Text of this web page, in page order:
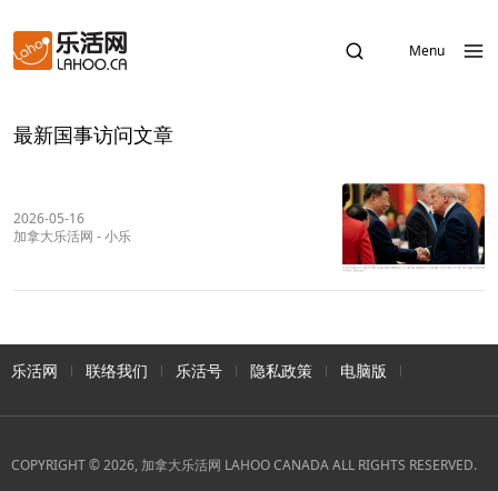
Menu
最新国事访问文章
2026-05-16
加拿大乐活网 -小乐
乐活网 联络我们 乐活号 隐私政策 电脑版
COPYRIGHT © 2026, 加拿大乐活网 LAHOO CANADA ALL RIGHTS RESERVED.